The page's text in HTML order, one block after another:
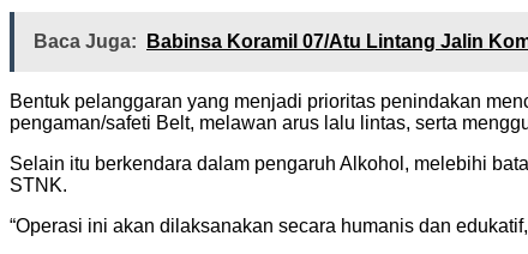
Baca Juga: Babinsa Koramil 07/Atu Lintang Jalin
Bentuk pelanggaran yang menjadi prioritas penindakan
pengaman/safeti Belt, melawan arus lalu lintas, serta
Selain itu berkendara dalam pengaruh Alkohol, melebihi
STNK.
“Operasi ini akan dilaksanakan secara humanis dan